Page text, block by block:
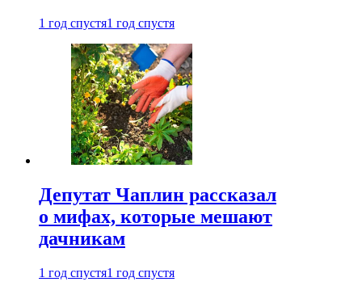
1 год спустя1 год спустя
Депутат Чаплин рассказал
о мифах, которые мешают
дачникам
1 год спустя1 год спустя